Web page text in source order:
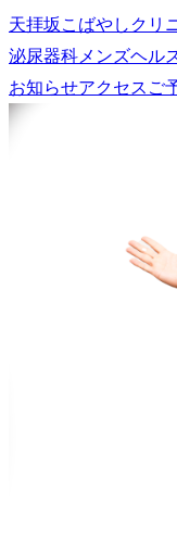
天拝坂こばやしクリ
泌尿器科 メンズヘル
お知らせアクセス ご